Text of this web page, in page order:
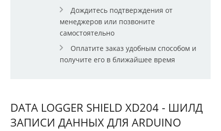
Дождитесь подтверждения от
менеджеров или позвоните
самостоятельно
Оплатите заказ удобным способом и
получите его в ближайшее время
DATA LOGGER SHIELD XD204 - ШИЛД
ЗАПИСИ ДАННЫХ ДЛЯ ARDUINO